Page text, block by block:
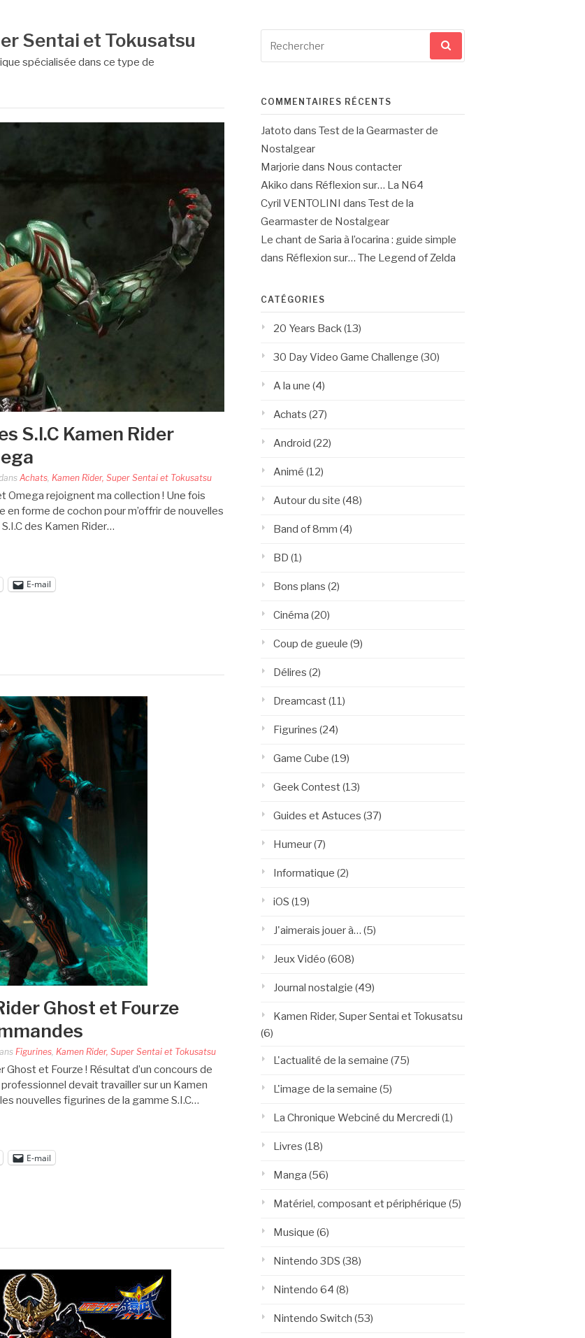
Sentai et Tokusatsu
spécialisée dans ce type de
S.I.C Kamen Rider
Achats, Kamen Rider, Super Sentai et Tokusatsu
Omega rejoignent ma collection ! Une fois
en forme de cochon pour m’offrir de nouvelles
des Kamen Rider…
E-mail
Ghost et Fourze
Figurines Kamen Rider, Super Sentai et Tokusatsu
Ghost et Fourze ! Résultat d’un concours de
devait travailler sur un Kamen
nouvelles figurines de la gamme S.I.C…
E-mail
pour
COMMENTAIRES RÉCENTS
Jatoto dans Test de la Gearmaster de
Nostalgear
Marjorie dans Nous contacter
Akiko dans Réflexion sur… La N64
Cyril VENTOLINI dans Test de la
Gearmaster de Nostalgear
Le chant de Saria à l’ocarina : guide simple
dans Réflexion sur… The Legend of Zelda
CATÉGORIES
20 Years Back (13)
30 Day Video Game Challenge (30)
A la une (4)
Achats (27)
Android (22)
Animé (12)
Autour du site (48)
Band of 8mm (4)
BD (1)
Bons plans (2)
Cinéma (20)
Coup de gueule (9)
Délires (2)
Dreamcast(11)
Figurines (24)
Game Cube (19)
Geek Contest(13)
Guides et Astuces (37)
Humeur(7)
Informatique (2)
iOS (19)
J'aimerais jouer à… (5)
Jeux Vidéo (608)
Journal nostalgie (49)
Kamen Rider, Super Sentai et Tokusatsu
(6)
L'actualité de la semaine (75)
L'image de la semaine (5)
La Chronique Webciné du Mercredi (1)
Livres (18)
Manga (56)
Matériel, composant et périphérique (5)
Musique (6)
Nintendo 3DS (38)
Nintendo 64 (8)
Nintendo Switch (53)